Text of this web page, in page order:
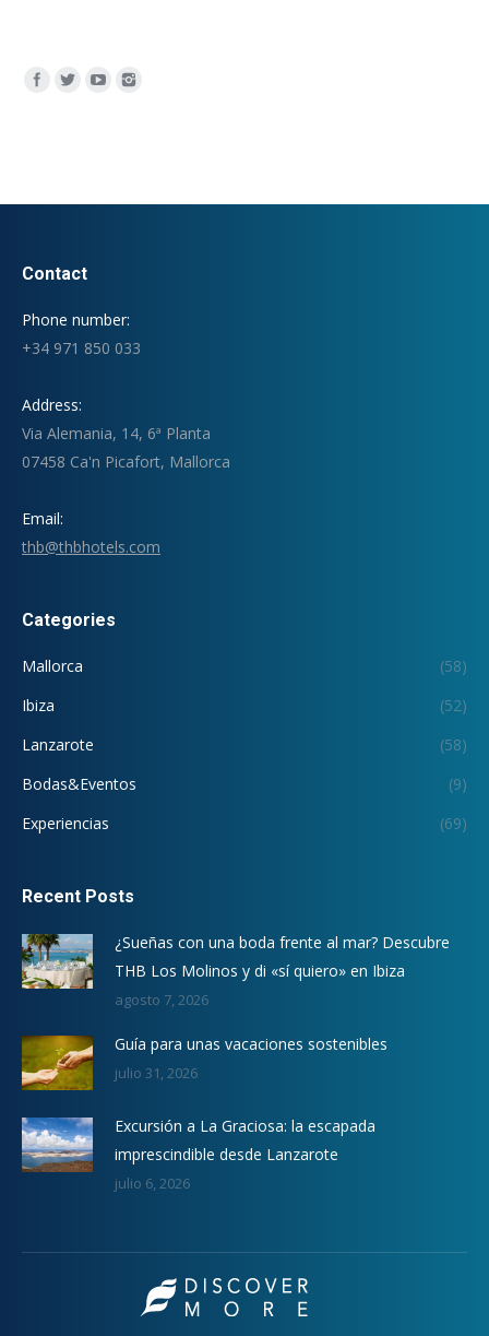
Encuéntranos en:
Contact
Phone number:
+34 971 850 033
Address:
Via Alemania, 14, 6ª Planta
07458 Ca'n Picafort, Mallorca
Email:
thb@thbhotels.com
Categories
Mallorca
(58)
Ibiza
(52)
Lanzarote
(58)
Bodas&Eventos
(9)
Experiencias
(69)
Recent Posts
¿Sueñas con una boda frente al mar? Descubre
THB Los Molinos y di «sí quiero» en Ibiza
agosto 7, 2026
Guía para unas vacaciones sostenibles
julio 31, 2026
Excursión a La Graciosa: la escapada
imprescindible desde Lanzarote
julio 6, 2026